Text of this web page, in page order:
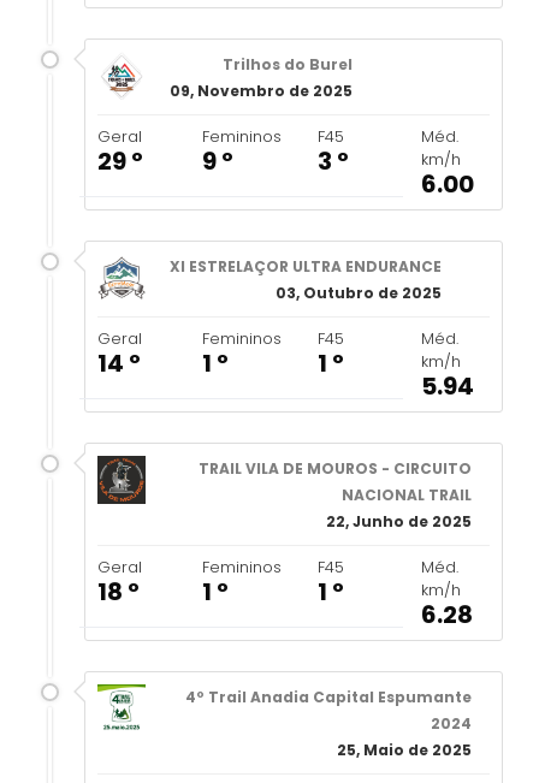
Trilhos do Burel
09, Novembro de 2025
Geral
29 º
Femininos
9 º
F45
3 º
Méd.
km/h
6.00
XI ESTRELAÇOR ULTRA ENDURANCE
03, Outubro de 2025
Geral
14 º
Femininos
1 º
F45
1 º
Méd.
km/h
5.94
TRAIL VILA DE MOUROS - CIRCUITO
NACIONAL TRAIL
22, Junho de 2025
Geral
18 º
Femininos
1 º
F45
1 º
Méd.
km/h
6.28
4º Trail Anadia Capital Espumante
2024
25, Maio de 2025